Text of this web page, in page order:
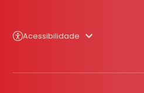
Acessibilidade